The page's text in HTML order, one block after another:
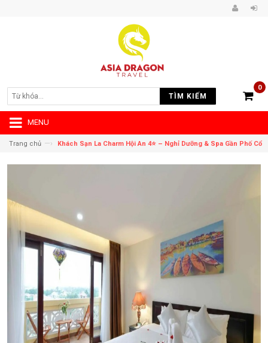
TÌM KIẾM
0
MENU
Trang chủ —› Khách Sạn La Charm Hội An 4⭐ – Nghỉ Dưỡng & Spa Gần Phố Cổ